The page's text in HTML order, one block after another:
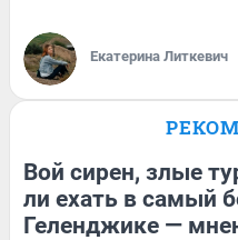
Екатерина Литкевич
Вой сирен, злые
ли ехать в самый
Геленджике —